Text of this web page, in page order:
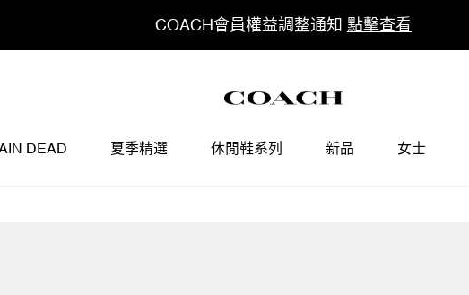
COACH會員權益調整通知 點擊查看
DEAD 夏季精選 休閒鞋系列 新品 女士